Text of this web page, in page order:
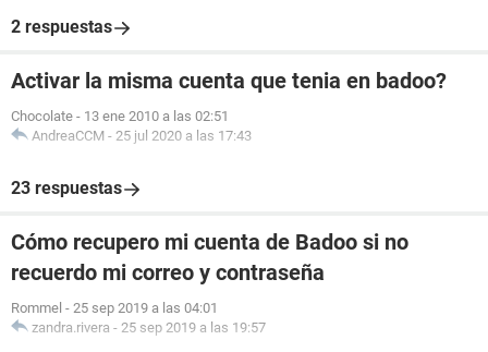
2 respuestas
Activar la misma cuenta que tenia en badoo?
Chocolate - 13 ene 2010 a las 02:51
AndreaCCM - 25 jul 2020 a las 17:43
23 respuestas
Cómo recupero mi cuenta de Badoo si no
recuerdo mi correo y contraseña
Rommel - 25 sep 2019 a las 04:01
zandra.rivera - 25 sep 2019 a las 19:57